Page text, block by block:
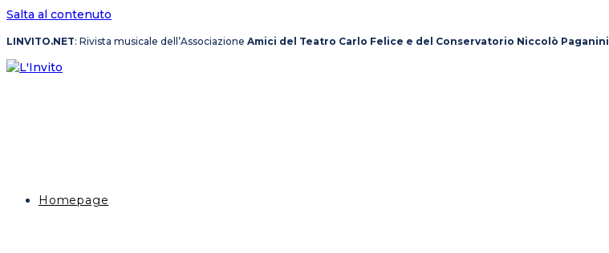
Salta al contenuto
LINVITO.NET: Rivista musicale dell’Associazione Amici del Teatro Carlo Felice e del Conservatorio Niccolò Paganini
Homepage